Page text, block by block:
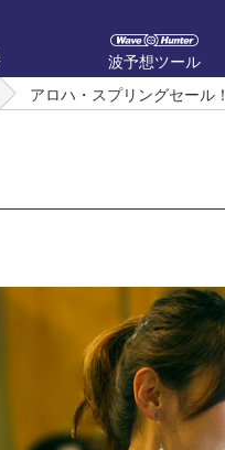
波予想ツール
アロハ・スプリングセール！